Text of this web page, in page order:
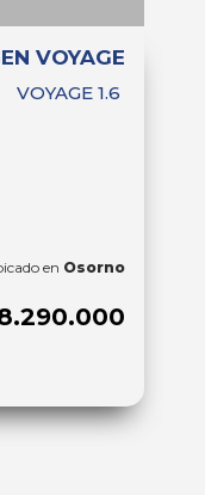
VOYAGE
VOYAGE 1.6
en Osorno